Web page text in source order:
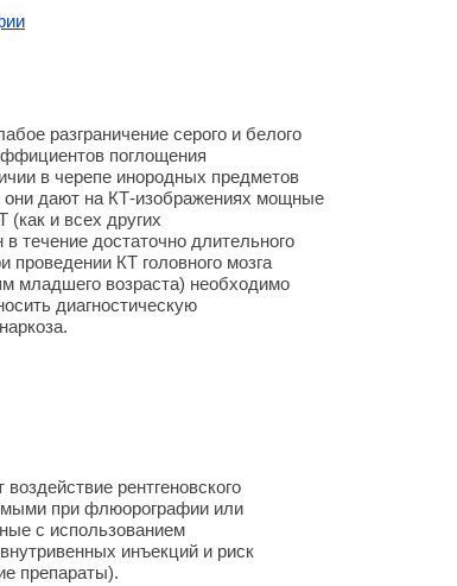
разграничение серого и белого
поглощения
в черепе инородных предметов
они дают на КТ-изображениях мощные
(как и всех других
течение достаточно длительного
КТ головного мозга
младшего возраста) необходимо
диагностическую
рентгеновского
при флюорографии или
с использованием
инъекций и риск
препараты).